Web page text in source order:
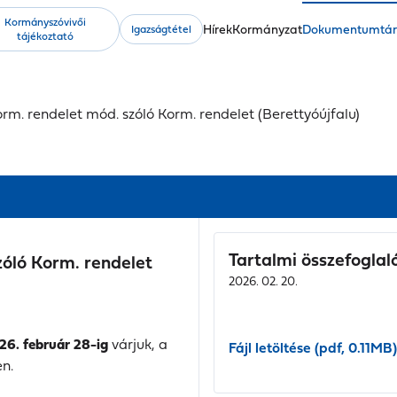
Kormányszóvivői
tájékoztató
Igazságtétel
Fő
HírekKormányzatDokumentumtár
rendelet mód. szóló Korm. rendelet (Berettyóújfalu)
Korm. rendelet
február 28-igvárjuk, a
Tartalmi
2026. 02. 20.
Fájl letöltése (pdf, 0.11MB)